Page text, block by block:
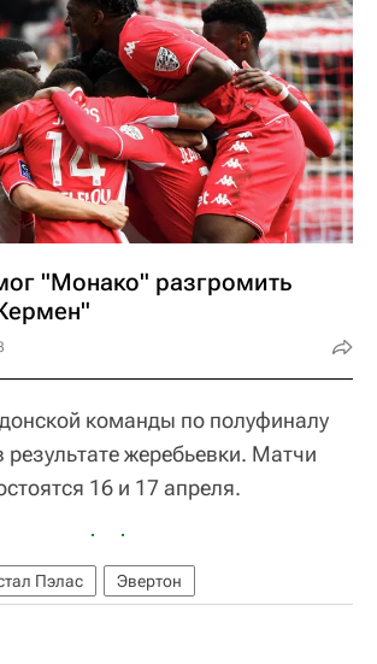
"Монако" разгромить
команды по полуфиналу
результате жеребьевки. Матчи
16 и 17 апреля.
Пэлас Эвертон